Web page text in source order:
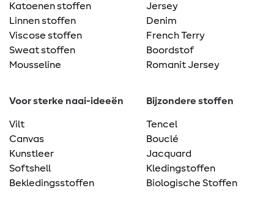
Katoenen stoffen
Linnen stoffen
Viscose stoffen
Sweat stoffen
Mousseline
Jersey
Denim
French Terry
Boordstof
Romanit Jersey
Voor sterke naai-ideeën
Vilt
Canvas
Kunstleer
Softshell
Bekledingsstoffen
Bijzondere stoffen
Tencel
Bouclé
Jacquard
Kledingstoffen
Biologische Stoffen